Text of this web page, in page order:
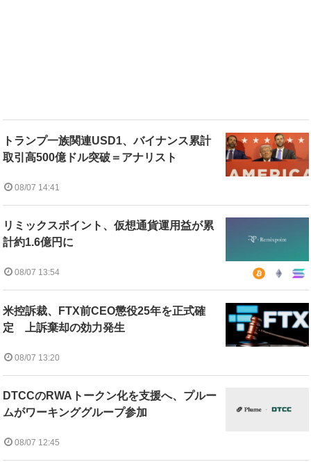
トランプ一族関連USD1、バイナンス累計
取引高500億ドル突破＝アナリスト
08/07 14:41
リミックスポイント、仮想通貨運用益が累
計約1.6億円に
08/07 13:54
米控訴裁、FTX前CEO懲役25年を正式確
定 上訴棄却の効力発生
08/07 13:20
DTCCのRWAトークン化を支援へ、プルー
ムがワーキンググループ参加
08/07 12:45